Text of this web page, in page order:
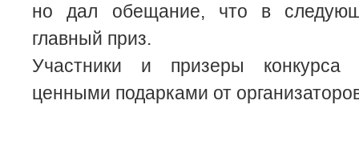
но дал обещание, что в
главный приз.
Участники и призеры конкурса
ценными подарками от